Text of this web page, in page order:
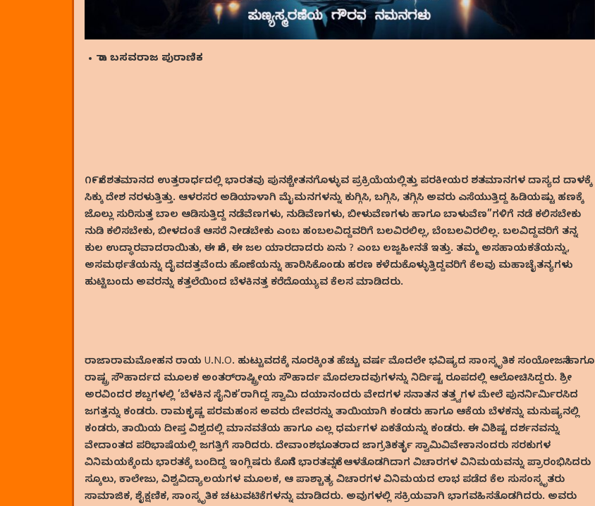
ಡಾ. ಬಸವರಾಜ ಪುರಾಣಿಕ
೧೯ನೇ ಶತಮಾನದ ಉತ್ತರಾರ್ಧದಲ್ಲಿ ಭಾರತವು ಪುನಶ್ಚೇತನಗೊಳ್ಳುವ ಪ್ರಕ್ರಿಯೆಯಲ್ಲಿತ್ತು ಪರಕೀಯರ ಶತಮಾನಗಳ ದಾಸ್ಯದ ದಾಳಕ್ಕೆ
ಸಿಕ್ಕು ದೇಶ ನರಳುತ್ತಿತ್ತು. ಆಳರಸರ ಅಡಿಯಾಳಾಗಿ ಮೈಮನಗಳನ್ನು ಕುಗ್ಗಿಸಿ, ಬಗ್ಗಿಸಿ, ತಗ್ಗಿಸಿ ಅವರು ಎಸೆಯುತ್ತಿದ್ದ ಹಿಡಿಯಷ್ಟು ಹಣಕ್ಕೆ
ಜೊಲ್ಲು ಸುರಿಸುತ್ತ ಬಾಲ ಆಡಿಸುತ್ತಿದ್ದ ನಡೆವೆಣಗಳು, ನುಡಿವೆಣಗಳು, ಬೀಳುವೆಣಗಳು ಹಾಗೂ ಬಾಳುವೆಣ”ಗಳಿಗೆ ನಡೆ ಕಲಿಸಬೇಕು
ನುಡಿ ಕಲಿಸಬೇಕು, ಬೀಳದಂತೆ ಆಸರೆ ನೀಡಬೇಕು ಎಂಬ ಹಂಬಲವಿದ್ದವರಿಗೆ ಬಲವಿರಲಿಲ್ಲ, ಬೆಂಬಲವಿರಲಿಲ್ಲ. ಬಲವಿದ್ದವರಿಗೆ ತನ್ನ
ಕುಲ ಉದ್ಧಾರವಾದರಾಯಿತು, ಈ ನೆಲ, ಈ ಜಲ ಯಾರದಾದರು ಏನು ? ಎಂಬ ಲಜ್ಜಹೀನತೆ ಇತ್ತು. ತಮ್ಮ ಅಸಹಾಯಕತೆಯನ್ನು,
ಅಸಮರ್ಥತೆಯನ್ನು ದೈವದತ್ತವೆಂದು ಹೊಣೆಯನ್ನು ಹಾರಿಸಿಕೊಂಡು ಹರಣ ಕಳೆದುಕೊಳ್ಳುತ್ತಿದ್ದವರಿಗೆ ಕೆಲವು ಮಹಾಚೈತನ್ಯಗಳು
ಹುಟ್ಟಿಬಂದು ಅವರನ್ನು ಕತ್ತಲೆಯಿಂದ ಬೆಳಕಿನತ್ತ ಕರೆದೊಯ್ಯುವ ಕೆಲಸ ಮಾಡಿದರು.
ರಾಜಾರಾಮಮೋಹನ ರಾಯ U.N.O. ಹುಟ್ಟುವದಕ್ಕೆ ನೂರಕ್ಕಿಂತ ಹೆಚ್ಚು ವರ್ಷ ಮೊದಲೇ ಭವಿಷ್ಯದ ಸಾಂಸ್ಕೃತಿಕ ಸಂಯೋಜನೆ ಹಾಗೂ
ರಾಷ್ಟ್ರ ಸೌಹಾರ್ದದ ಮೂಲಕ ಅಂತರ್‌ರಾಷ್ಟ್ರೀಯ ಸೌಹಾರ್ದ ಮೊದಲಾದವುಗಳನ್ನು ನಿರ್ದಿಷ್ಟ ರೂಪದಲ್ಲಿ ಆಲೋಚಿಸಿದ್ದರು. ಶ್ರೀ
ಅರವಿಂದರ ಶಬ್ದಗಳಲ್ಲಿ ‘ಬೆಳಕಿನ ಸೈನಿಕ’ರಾಗಿದ್ದ ಸ್ವಾಮಿ ದಯಾನಂದರು ವೇದಗಳ ಸನಾತನ ತತ್ತ್ವಗಳ ಮೇಲೆ ಪುನರ್ನಿರ್ಮಿರಸಿದ
ಜಗತ್ತನ್ನು ಕಂಡರು. ರಾಮಕೃಷ್ಣ ಪರಮಹಂಸ ಅವರು ದೇವರನ್ನು ತಾಯಿಯಾಗಿ ಕಂಡರು ಹಾಗೂ ಆಕೆಯ ಬೆಳಕನ್ನು ಮನುಷ್ಯನಲ್ಲಿ
ಕಂಡರು, ತಾಯಿಯ ದೀಪ್ತ ವಿಶ್ವದಲ್ಲಿ ಮಾನವತೆಯ ಹಾಗೂ ಎಲ್ಲ ಧರ್ಮಗಳ ಏಕತೆಯನ್ನು ಕಂಡರು. ಈ ವಿಶಿಷ್ಟ ದರ್ಶನವನ್ನು
ವೇದಾಂತದ ಪರಿಭಾಷೆಯಲ್ಲಿ ಜಗತ್ತಿಗೆ ಸಾರಿದರು. ದೇವಾಂಶಭೂತರಾದ ಜಾಗ್ರತಿಕರ್ತೃ ಸ್ವಾಮಿವಿವೇಕಾನಂದರು ಸರಕುಗಳ
ವಿನಿಮಯಕ್ಕೆಂದು ಭಾರತಕ್ಕೆ ಬಂದಿದ್ದ ಇಂಗ್ಲಿಷರು ಕೊನೆಗೆ ಭಾರತವನ್ನೇ ಆಳತೊಡಗಿದಾಗ ವಿಚಾರಗಳ ವಿನಿಮಯವನ್ನು ಪ್ರಾರಂಭಿಸಿದರು
ಸ್ಕೂಲು, ಕಾಲೇಜು, ವಿಶ್ವವಿದ್ಯಾಲಯಗಳ ಮೂಲಕ, ಆ ಪಾಶ್ಚಾತ್ಯ ವಿಚಾರಗಳ ವಿನಿಮಯದ ಲಾಭ ಪಡೆದ ಕೆಲ ಸುಸಂಸ್ಕೃತರು
ಸಾಮಾಜಿಕ, ಶೈಕ್ಷಣಿಕ, ಸಾಂಸ್ಕೃತಿಕ ಚಟುವಟಿಕೆಗಳನ್ನು ಮಾಡಿದರು. ಅವುಗಳಲ್ಲಿ ಸಕ್ರಿಯವಾಗಿ ಭಾಗವಹಿಸತೊಡಗಿದರು. ಅವರು